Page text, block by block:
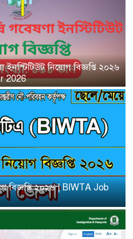
ইনস্টিটিউট নিয়োগ বিজ্ঞপ্তি ২০২৬
2026
বিজ্ঞপ্তি ২০২৬ | BIWTA Job